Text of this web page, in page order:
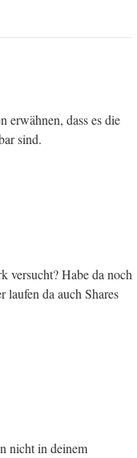
erwähnen, dass es die
sind.
Habe da noch
laufen da auch Shares
nicht in deinem